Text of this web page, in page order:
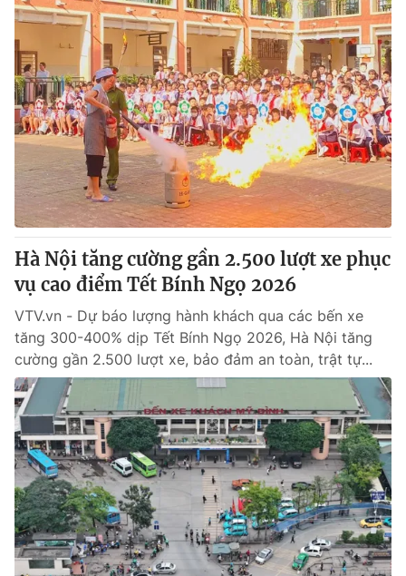
Video Shorts video
VTV Money VTV Thể thao
VTV Sức khoẻ Bất động sản
Thị trường 24h Tấm lòng Việt
VTV4 Vươn mình bằng AI
VTV8
Liên hệ tòa soạn English
THỜI BÁO VTV
Theo dõi báo trên
Cơ quan chủ quản:Đài Truyền hình Việt Nam
Cơ quan báo chí:Thời báo VTV
Hà Nội tăng cường gần 2.500 lượt xe phục
vụ cao điểm Tết Bính Ngọ 2026
VTV.vn - Dự báo lượng hành khách qua các bến xe
tăng 300-400% dịp Tết Bính Ngọ 2026, Hà Nội tăng
cường gần 2.500 lượt xe, bảo đảm an toàn, trật tự...